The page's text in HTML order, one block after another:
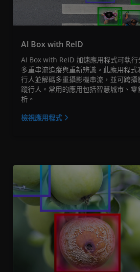
AI Box with ReID
AI Box with ReID 加速應用程式可執行
多重串流追蹤與重新辨識。此應用程
行人並解碼多重攝影機串流，並可跨攝
蹤行人。常用的應用包括智慧城市、
析。
檢視應用程式